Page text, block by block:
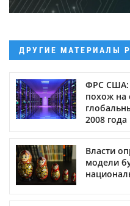
ДРУГИЕ МАТЕРИАЛЫ
ФРС США:
похож на
2008 года
Власти
модели